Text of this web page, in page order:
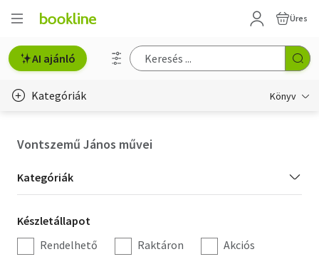
Üres
AI ajánló
Kategóriák Könyv
Hobbi, szabadidő
Irodalom
Vontszemű János művei
Kategória
szűrés
Kategóriák
Készletállapot
szűrés
Készletállapot
Rendelhető
Raktáron Akciós